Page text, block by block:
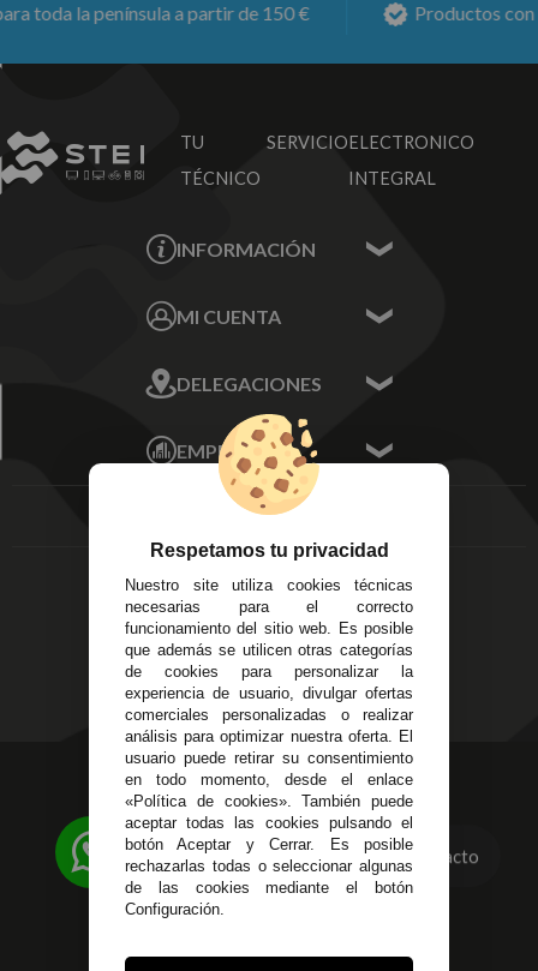
toda la península a partir de 150 € Productos con6
TU SERVICIO
TÉCNICO
ELECTRONICO
INTEGRAL
INFORMACIÓN
Sobre nosotros
MI CUENTA
Mis Direcciones
Mis Pedidos
Mis favoritos
FAQ's
DELEGACIONES
Écija - Sevilla
Av. Plaza de Toros.
Local 3
Córdoba
14
Alzira - Valencia
C/ Esplugues, 135
EMPRESA
Aviso Legal
Devoluciones
Política de Privacidad
Pago Seguro
Terminos y
Condiciones Generales
Políticas de Cookies
623 23 31 98
Atendemos Whatsapp
955 44 45 43/955 44 45 44
info@steielectronica.com
Avenida Plaza de Toros,
Contacto
Respetamos tu privacidad
Nuestro site utiliza cookies técnicas
necesarias para el correcto
funcionamiento del sitio web. Es posible
que además se utilicen otras categorías
de cookies para personalizar la
experiencia de usuario, divulgar ofertas
comerciales personalizadas o realizar
análisis para optimizar nuestra oferta. El
usuario puede retirar su consentimiento
en todo momento, desde el enlace
«Política de cookies». También puede
aceptar todas las cookies pulsando el
botón Aceptar y Cerrar. Es posible
rechazarlas todas o seleccionar algunas
de las cookies mediante el botón
Configuración.